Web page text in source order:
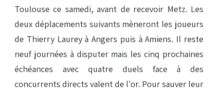
Toulouse ce samedi, avant de recevoir Metz. Les
deux déplacements suivants mèneront les joueurs
de Thierry Laurey à Angers puis à Amiens. Il reste
neuf journées à disputer mais les cinq prochaines
échéances avec quatre duels face à des
concurrents directs valent de l'or. Pour sauver leur